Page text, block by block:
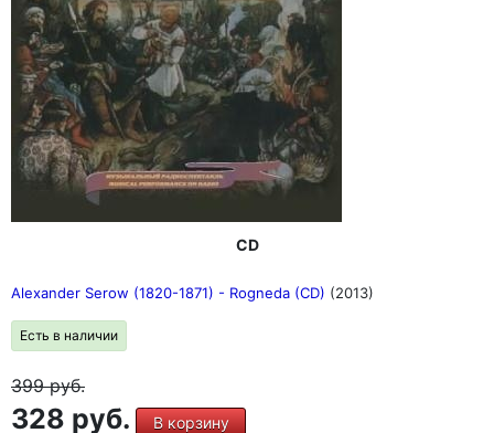
CD
Alexander Serow (1820-1871) - Rogneda (CD) (2013)
Есть в наличии
399руб.
328 руб. В корзину